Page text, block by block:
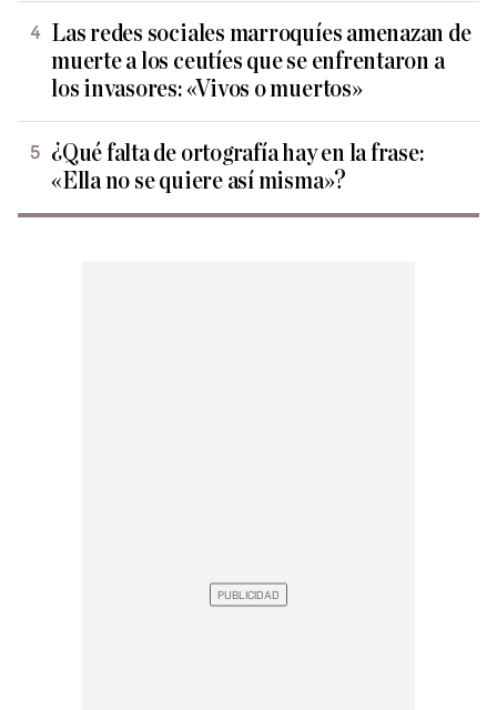
Las redes sociales marroquíes amenazan de
muerte a los ceutíes que se enfrentaron a
los invasores: «Vivos o muertos»
¿Qué falta de ortografía hay en la frase:
«Ella no se quiere así misma»?